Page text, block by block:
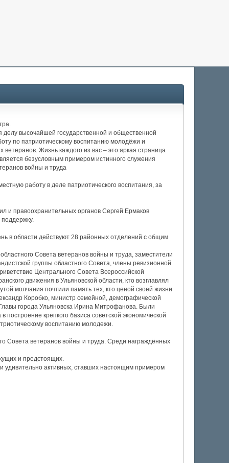
высочайшей государственной и общественной
по патриотическому воспитанию молодёжи и
Жизнь каждого из вас – это яркая страница
безусловным примером истинного служения
войны и труда
работу в деле патриотического воспитания, за
и правоохранительных органов Сергей Ермаков
в области действуют 28 районных отделений с общим
Совета ветеранов войны и труда, заместители
группы областного Совета, члены ревизионной
Центрального Совета Всероссийской
движения в Ульяновской области, кто возглавлял
молчания почтили память тех, кто ценой своей жизни
Коробко, министр семейной, демографической
города Ульяновска Ирина Митрофанова. Были
крепкого базиса советской экономической
воспитанию молодежи.
Совета ветеранов войны и труда. Среди награждённых
и предстоящих.
активных, ставших настоящим примером